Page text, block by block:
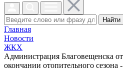
Найти
Главная
Новости
ЖКХ
Администрация Благовещенска
окончании отопительного сезона